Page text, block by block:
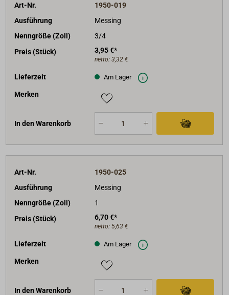
Art-Nr.
1950-019
Ausführung
Messing
Nenngröße (Zoll)
3/4
Preis (Stück)
3,95 €*
netto: 3,32 €
Lieferzeit Am Lager
Merken
In den Warenkorb
Art-Nr.
1950-025
Ausführung
Messing
Nenngröße (Zoll)
1
Preis (Stück)
6,70 €*
netto: 5,63 €
Lieferzeit Am Lager
Merken
In den Warenkorb